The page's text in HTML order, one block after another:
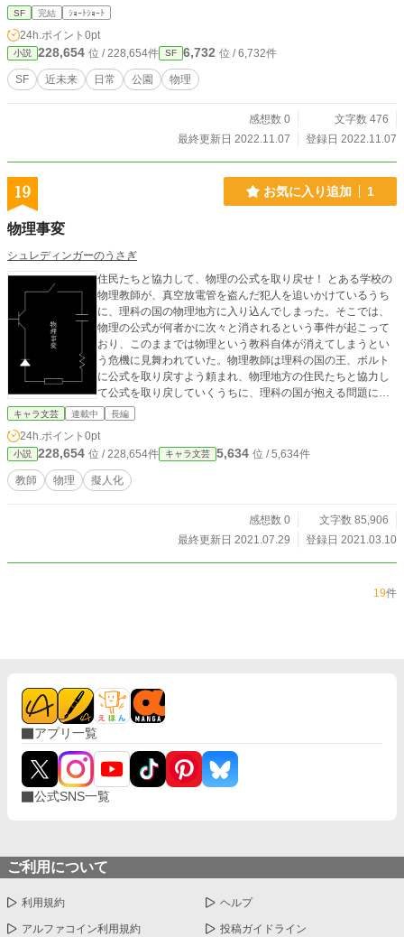
SF 完結 ｼｮｰﾄｼｮｰﾄ
24h.ポイント 0pt
小説 228,654 位 / 228,654件 SF 6,732 位 / 6,732件
SF 近未来 日常 公園 物理
感想数 0
文字数 476
最終更新日 2022.11.07
登録日 2022.11.07
19 お気に入り追加 1
物理事変
シュレディンガーのうさぎ
住民たちと協力して、物理の公式を取り戻せ！ とある学校の
物理教師が、真空放電管を盗んだ犯人を追いかけているうち
に、理科の国の物理地方に入り込んでしまった。そこでは、
物理の公式が何者かに次々と消されるという事件が起こって
おり、このままでは物理という教科自体が消えてしまうとい
う危機に見舞われていた。物理教師は理科の国の王、ボルト
に公式を取り戻すよう頼まれ、物理地方の住民たちと協力し
て公式を取り戻していくうちに、理科の国が抱える問題に巻
き込まれていく。 ＊教科事変シリーズ二作目です。シリーズ
んでおくともっと楽しめると思います。
キャラ文芸 連載中 長編
24h.ポイント 0pt
小説 228,654 位 / 228,654件 キャラ文芸 5,634 位 / 5,634件
教師 物理 擬人化
感想数 0
文字数 85,906
最終更新日 2021.07.29
登録日 2021.03.10
19件
アプリ一覧
公式SNS一覧
ご利用について
利用規約 ヘルプ
アルファコイン利用規約 投稿ガイドライン